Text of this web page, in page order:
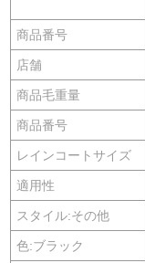
商品番号
店舗
商品毛重量
商品番号
レインコートサイズ
適用性
スタイル:その他
色:ブラック